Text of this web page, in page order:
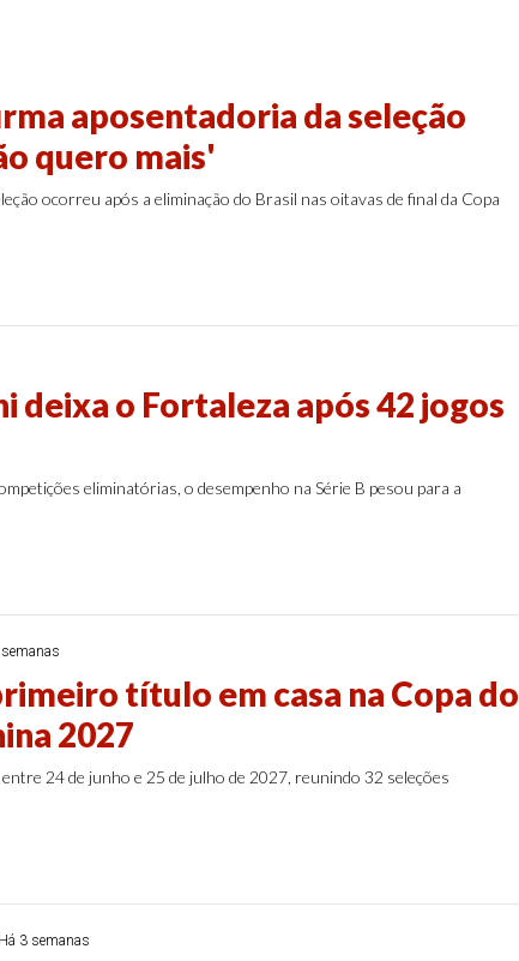
aposentadoria da seleção
quero mais'
ocorreu após a eliminação do Brasil nas oitavas de final da Copa
deixa o Fortaleza após 42 jogos
eliminatórias, o desempenho na Série B pesou para a
título em casa na Copa do
2027
24 de junho e 25 de julho de 2027, reunindo 32 seleções
Há 3 semanas